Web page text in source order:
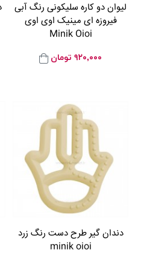
لیوان دو کاره سلیکونی رنگ آبی
فیروزه ای مینیک اوی اوی
Minik Oioi
۹۲۰,۰۰۰ تومان
دندان گیر طرح دست رنگ زرد
minik oioi